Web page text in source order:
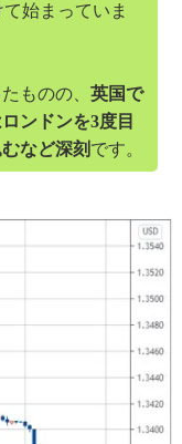
始まっていま
ものの、 英国で
ンドンを3度目
など深刻 です。